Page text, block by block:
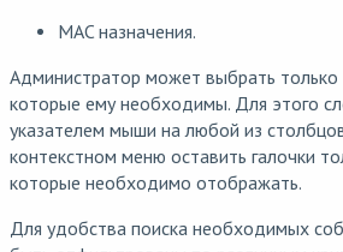
MAC назначения.
Администратор может выбрать только
которые ему необходимы. Для этого
указателем мыши на любой из
контекстном меню оставить галочки
которые необходимо отображать.
Для удобства поиска необходимых